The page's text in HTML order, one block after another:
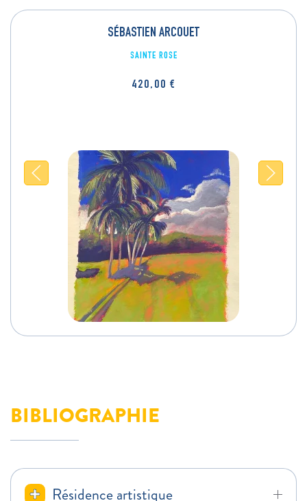
SÉBASTIEN ARCOUET
SAINTE ROSE
420,00 €
BIBLIOGRAPHIE
Résidence artistique